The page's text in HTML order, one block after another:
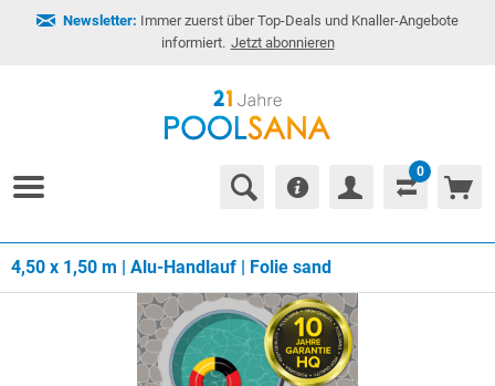
Newsletter: Immer zuerst über Top-Deals und Knaller-Angebote
informiert. Jetzt abonnieren
0
4,50 x 1,50 m | Alu-Handlauf | Folie sand